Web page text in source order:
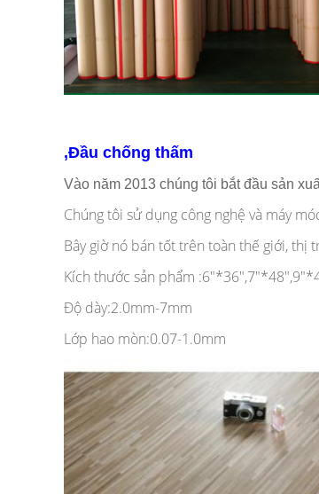
️,Đầu chống thấm
Vào năm 2013 chúng tôi bắt đầu sản
Chúng tôi sử dụng công nghệ và máy
Bây giờ nó bán tốt trên toàn thế giới, thị
Kích thước sản phẩm
Độ dày:2.0mm-7mm
Lớp hao mòn:0.07-1.0mm